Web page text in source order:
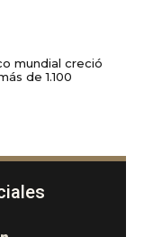
mundial creció
de 1.100